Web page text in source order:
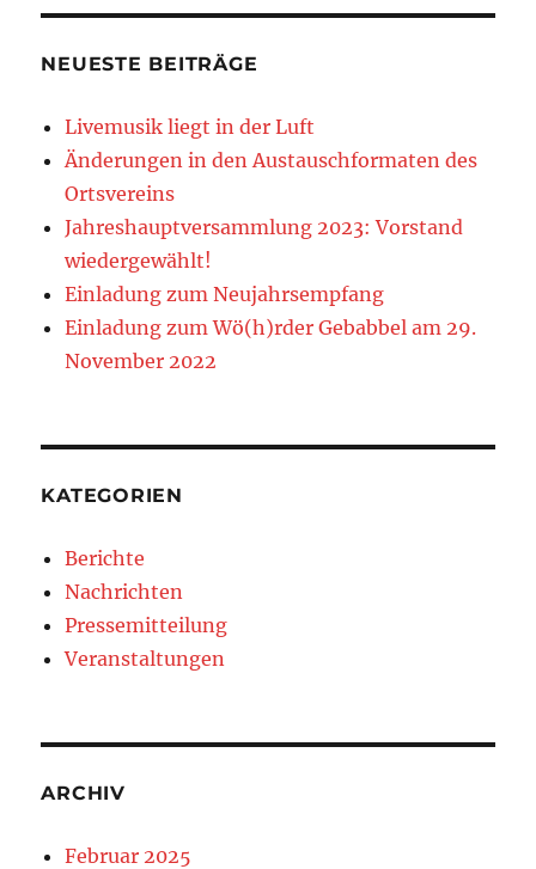
NEUESTE BEITRÄGE
Livemusik liegt in der Luft
Änderungen in den Austauschformaten des
Ortsvereins
Jahreshauptversammlung 2023: Vorstand
wiedergewählt!
Einladung zum Neujahrsempfang
Einladung zum Wö(h)rder Gebabbel am 29.
November 2022
KATEGORIEN
Berichte
Nachrichten
Pressemitteilung
Veranstaltungen
ARCHIV
Februar 2025